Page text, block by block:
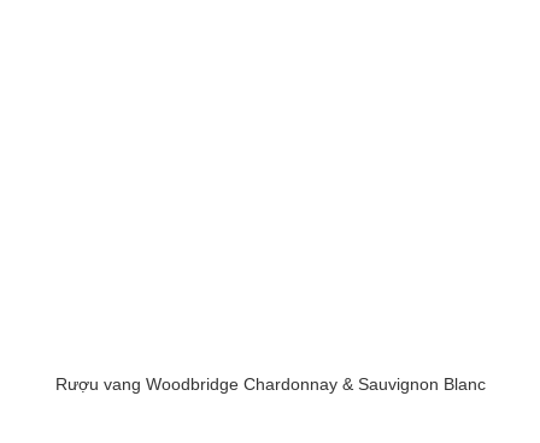
Rượu vang Woodbridge Chardonnay & Sauvignon Blanc